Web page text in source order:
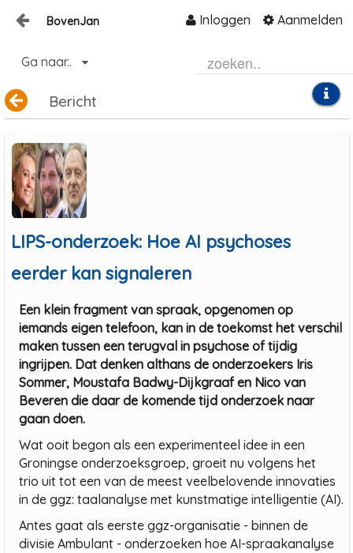
Inloggen Aanmelden
BovenJan
Home
Zoeken
Ga naar..
Bericht
LIPS-onderzoek: Hoe AI psychoses
eerder kan signaleren
Een klein fragment van spraak, opgenomen op
iemands eigen telefoon, kan in de toekomst het verschil
maken tussen een terugval in psychose of tijdig
ingrijpen. Dat denken althans de onderzoekers Iris
Sommer, Moustafa Badwy-Dijkgraaf en Nico van
Beveren die daar de komende tijd onderzoek naar
gaan doen.
Wat ooit begon als een experimenteel idee in een
Groningse onderzoeksgroep, groeit nu volgens het
trio uit tot een van de meest veelbelovende innovaties
in de ggz: taalanalyse met kunstmatige intelligentie (AI).
Antes gaat als eerste ggz-organisatie - binnen de
divisie Ambulant - onderzoeken hoe AI-spraakanalyse